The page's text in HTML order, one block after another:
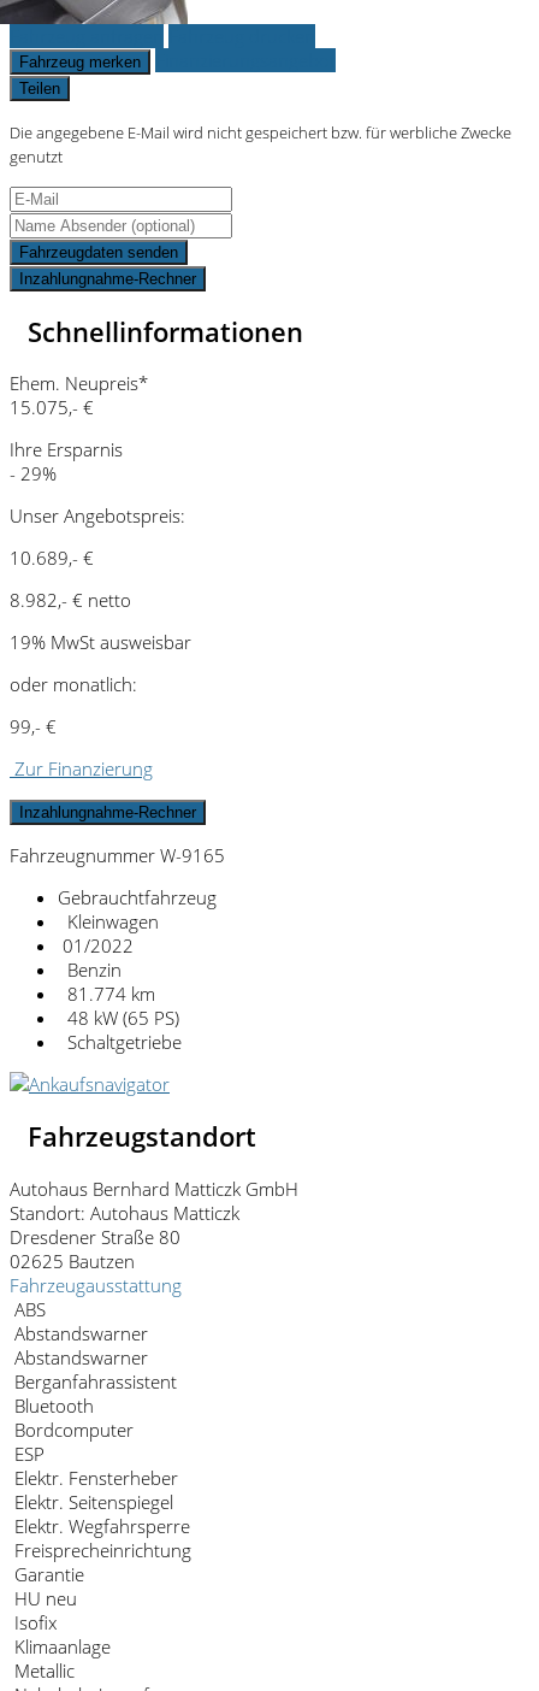
Fahrzeug merken
Teilen
Die angegebene E-Mail wird nicht gespeichert bzw. für werbliche Zwecke
genutzt
Fahrzeugdaten senden
Inzahlungnahme-Rechner
Schnellinformationen
Ehem. Neupreis*
15.075,- €
Ihre Ersparnis
- 29%
Unser Angebotspreis:
10.689,- €
8.982,- € netto
19% MwSt ausweisbar
oder monatlich:
99,- €
Zur Finanzierung
Inzahlungnahme-Rechner
Fahrzeugnummer W-9165
Gebrauchtfahrzeug
Kleinwagen
01/2022
Benzin
81.774 km
48 kW (65 PS)
Schaltgetriebe
Fahrzeugstandort
Autohaus Bernhard Matticzk GmbH
Standort: Autohaus Matticzk
Dresdener Straße 80
02625 Bautzen
Fahrzeugausstattung
ABS
Abstandswarner
Abstandswarner
Berganfahrassistent
Bluetooth
Bordcomputer
ESP
Elektr. Fensterheber
Elektr. Seitenspiegel
Elektr. Wegfahrsperre
Freisprecheinrichtung
Garantie
HU neu
Isofix
Klimaanlage
Metallic